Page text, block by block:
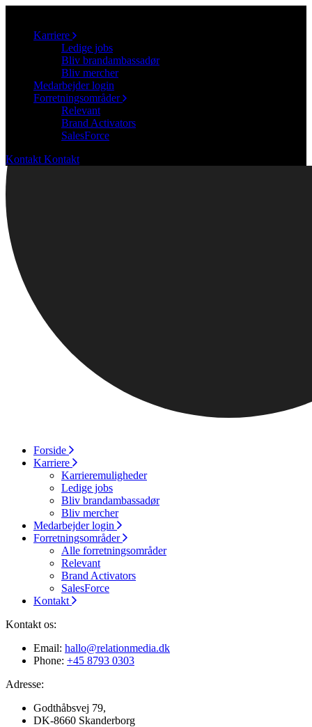
Karriere
Ledige jobs
Bliv brandambassadør
Bliv mercher
Medarbejder login
Forretningsområder
Relevant
Brand Activators
SalesForce
Kontakt Kontakt
Forside
Karriere
Karrieremuligheder
Ledige jobs
Bliv brandambassadør
Bliv mercher
Medarbejder login
Forretningsområder
Alle forretningsområder
Relevant
Brand Activators
SalesForce
Kontakt
Kontakt os:
Email: hallo@relationmedia.dk
Phone: +45 8793 0303
Adresse:
Godthåbsvej 79,
DK-8660 Skanderborg